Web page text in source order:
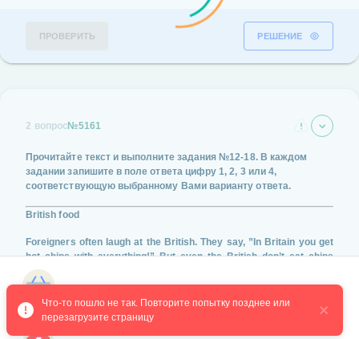
ПРОВЕРИТЬ РЕШЕНИЕ
2 вопрос№5161
Прочитайте текст и выполните задания №12-18. В каждом
задании запишите в поле ответа цифру1, 2, 3 или 4,
соответствующую выбранному Вами варианту ответа.
British food
Foreigners often laugh at the British. They say, ”In Britain you get
hot chips with everything!” But even the British don’t eat chips
with their meals. To prove that, we decided to let you read an
extract from a letter written by Pete Phrase, the chief cook at
Daphne’s in London, to his foreign friends.
Что-то пошло не так. Повторите попытку позднее или
перезагрузите страницу